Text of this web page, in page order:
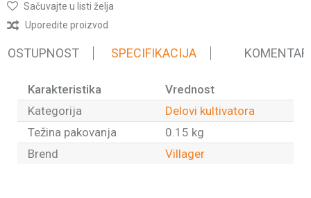
Sačuvajte u listi želja
Uporedite proizvod
SPECIFIKACIJA
Karakteristika
Vrednost
Kategorija
Delovi kultivatora
Težina pakovanja
0.15 kg
Brend
Villager